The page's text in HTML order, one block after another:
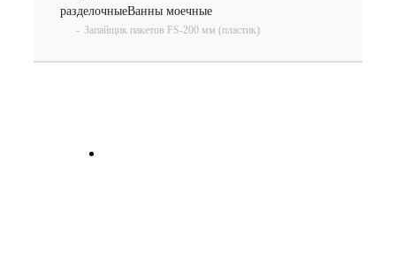
разделочныеВанны моечные
- Запайщик пакетов FS-200 мм (пластик)